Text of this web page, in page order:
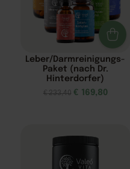
Leber/Darmreinigungs-
Paket (nach Dr.
Hinterdorfer)
€233,40 € 169,80